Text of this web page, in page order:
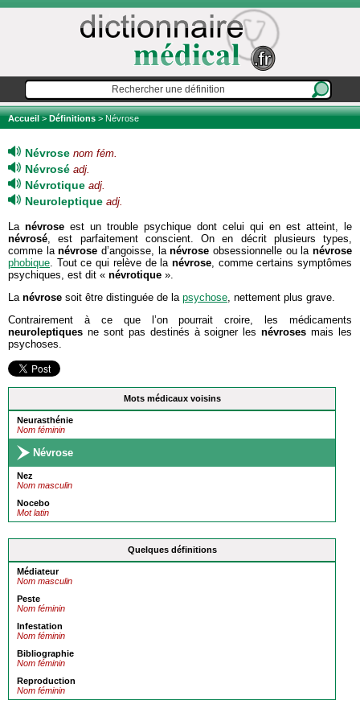
Accueil>Définitions> Névrose
Mots médicaux voisins
Neurasthénie
Nom féminin
Névrose
Nez
Nom masculin
Nocebo
Mot latin
Quelques définitions
Médiateur
Nom masculin
Peste
Nom féminin
Infestation
Nom féminin
Bibliographie
Nom féminin
Reproduction
Nom féminin
Névrose nom fém.
Névrosé adj.
Névrotique adj.
Neuroleptique adj.
La névrose est un trouble psychique dont celui qui en est atteint, le
névrosé, est parfaitement conscient. On en décrit plusieurs types,
comme lanévrose d’angoisse, lanévrose obsessionnelle ou lanévrose
phobique. Tout ce qui relève de la névrose, comme certains symptômes
psychiques, est dit « névrotique ».
La névrose soit être distinguée de la psychose, nettement plus grave.
Contrairement à ce que l’on pourrait croire, les médicaments
neuroleptiques ne sont pas destinés à soigner lesnévroses mais les
psychoses.